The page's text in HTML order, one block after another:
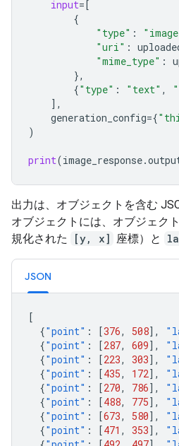
input=[
{
"type" :
"uri" :
"mime_type" :
},
{"type" : "text" ,
],
generation_config={
)
print(image_response.
出力は、オブジェクトを含む
オブジェクトには、オブジェク
規化された
[y, x] 座標）と
JSON
[
{"point" : [376, 508],
{"point" : [287, 609],
{"point" : [223, 303],
{"point" : [435, 172],
{"point" : [270, 786],
{"point" : [488, 775],
{"point" : [673, 580],
{"point" : [471 , 353],